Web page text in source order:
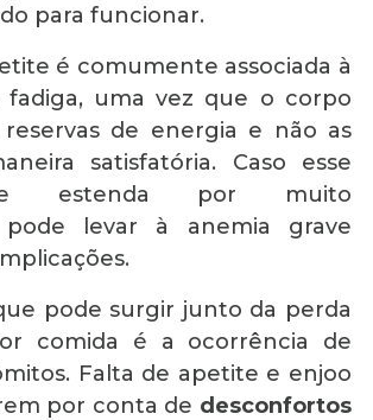
para funcionar.
é comumente associada à
fadiga, uma vez que o corpo
de energia e não as
satisfatória. Caso esse
estenda por muito
levar à anemia grave
pode surgir junto da perda
comida é a ocorrência de
Falta de apetite e enjoo
por conta de desconfortos